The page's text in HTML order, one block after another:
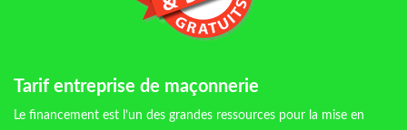
Tarif entreprise de maçonnerie
Le financement est l’un des grandes ressources pour la mise en